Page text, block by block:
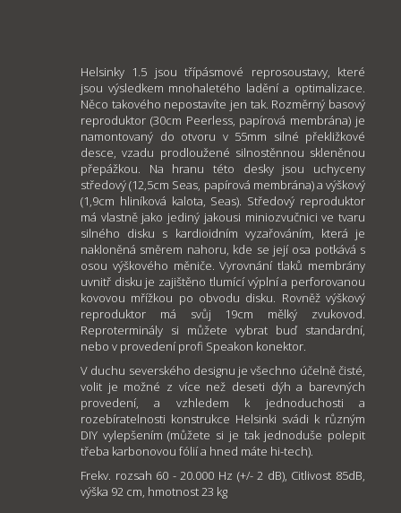
Helsinky 1.5 jsou třípásmové reprosoustavy, které
jsou výsledkem mnohaletého ladění a optimalizace.
Něco takového nepostavíte jen tak. Rozměrný basový
reproduktor (30cm Peerless, papírová membrána) je
namontovaný do otvoru v 55mm silné překližkové
desce, vzadu prodloužené silnostěnnou skleněnou
přepážkou. Na hranu této desky jsou uchyceny
středový (12,5cm Seas, papírová membrána) a výškový
(1,9cm hliníková kalota, Seas). Středový reproduktor
má vlastně jako jediný jakousi miniozvučnici ve tvaru
silného disku s kardioidním vyzařováním, která je
nakloněná směrem nahoru, kde se její osa potkává s
osou výškového měniče. Vyrovnání tlaků membrány
uvnitř disku je zajištěno tlumící výplní a perforovanou
kovovou mřížkou po obvodu disku. Rovněž výškový
reproduktor má svůj 19cm mělký zvukovod.
Reproterminály si můžete vybrat buď standardní,
nebo v provedení profi Speakon konektor.
V duchu severského designu je všechno účelně čisté,
volit je možné z více než deseti dýh a barevných
provedení, a vzhledem k jednoduchosti a
rozebíratelnosti konstrukce Helsinki svádi k různým
DIY vylepšením (můžete si je tak jednoduše polepit
třeba karbonovou fólií a hned máte hi-tech).
Frekv. rozsah 60 - 20.000 Hz (+/- 2 dB), Citlivost 85dB,
výška 92 cm, hmotnost 23 kg